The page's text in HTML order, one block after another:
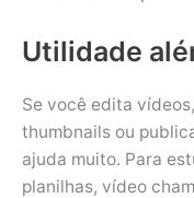
Utilidade
Se você edita
thumbnails ou
ajuda muito. Para
planilhas, vídeo